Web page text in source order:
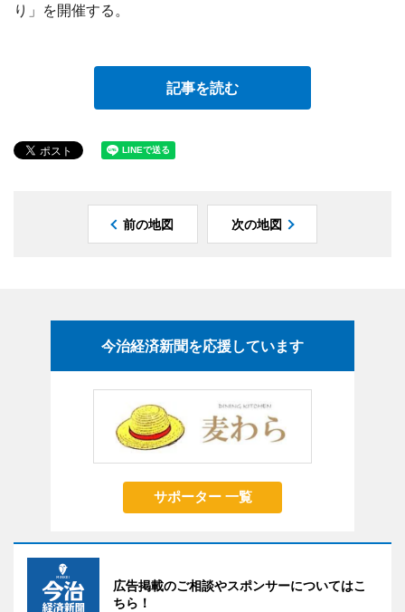
り」を開催する。
記事を読む
前の地図 次の地図
今治経済新聞を応援しています
サポーター 一覧
広告掲載のご相談やスポンサーについてはこ
ちら！